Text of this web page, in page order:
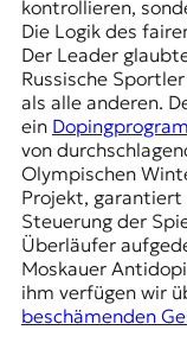
o
p
a
kontrollieren,
Die Logik des
Der Leader
Russische
als alle anderen.
ein
von
Olympischen
Projekt, garantiert
Steuerung der
Überläufer
Moskauer
ihm verfügen wir
beschämenden